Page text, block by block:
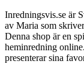
Inredningsvis.se är
av Maria som
Denna shop är en
heminredning
presenterar sina